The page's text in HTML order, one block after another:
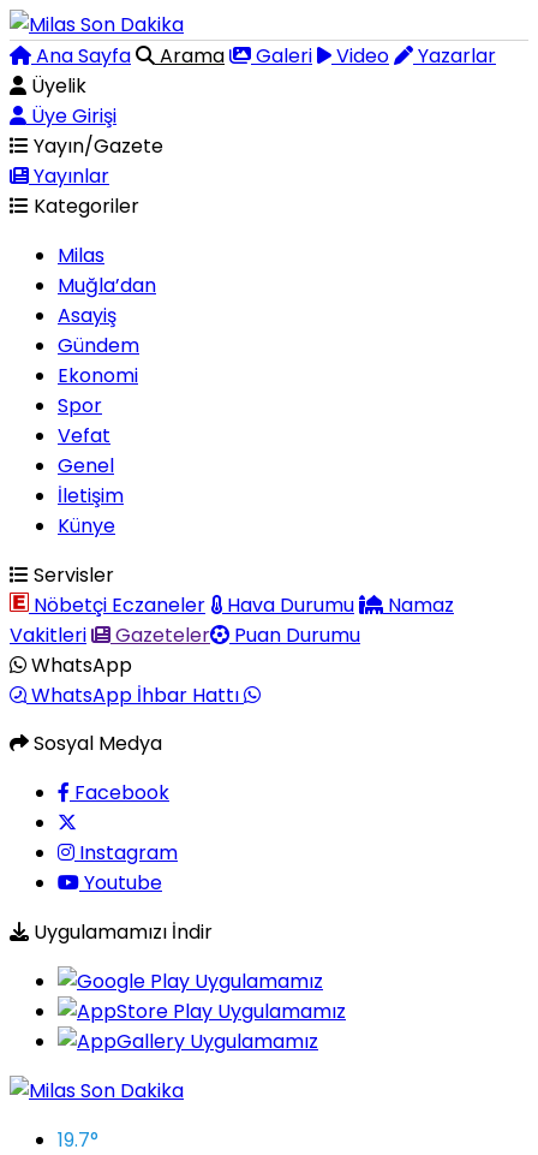
Ana Sayfa Arama Galeri Video
Yazarlar
Üyelik
Üye Girişi
Yayın/Gazete
Yayınlar
Kategoriler
Milas
Muğla’dan
Asayiş
Gündem
Ekonomi
Spor
Vefat
Genel
İletişim
Künye
Servisler
Nöbetçi Eczaneler
Hava Durumu
Namaz
Vakitleri
Gazeteler
Puan Durumu
WhatsApp
WhatsApp İhbar Hattı
Sosyal Medya
Facebook
Instagram
Youtube
Uygulamamızı İndir
19.7°